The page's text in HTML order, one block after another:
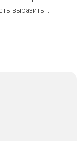
выразить ...